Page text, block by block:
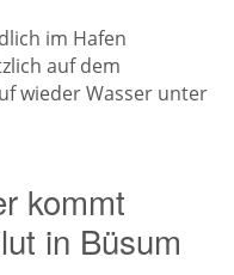
im Hafen
auf dem
wieder Wasser unter
kommt
in Büsum